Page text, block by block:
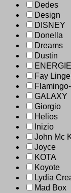
Dedes
Design
DISNEY
Donella
Dreams
Dustin
Fay
GALAXY
Giorgio
Helios
Inizio
John Mc
Joyce
KOTA
Koyote
Lydia
Mad Box